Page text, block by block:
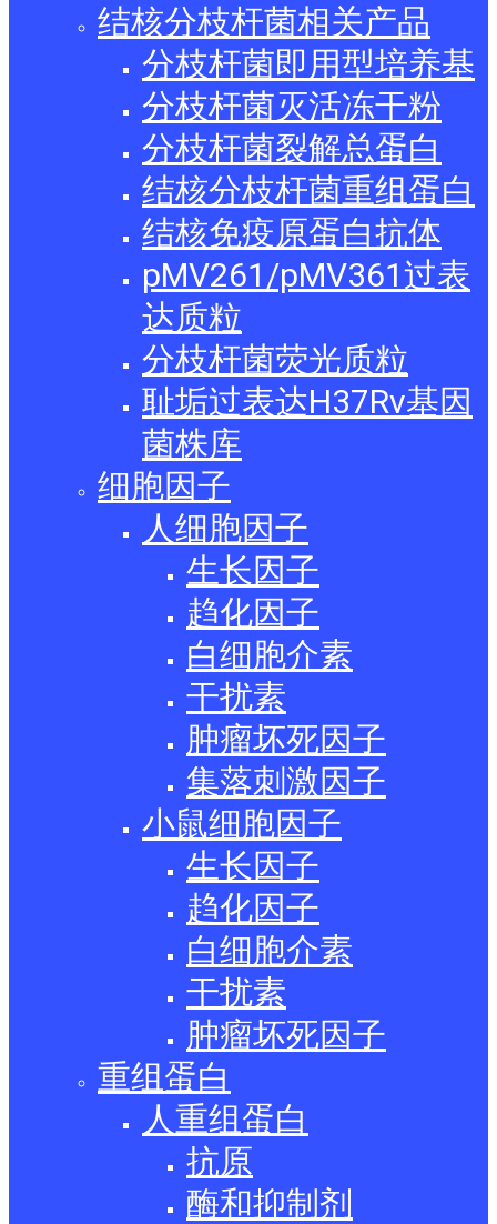
结核分枝杆菌相关产品
分枝杆菌即用型培养基
分枝杆菌灭活冻干粉
分枝杆菌裂解总蛋白
结核分枝杆菌重组蛋白
结核免疫原蛋白抗体
pMV261/pMV361过表
达质粒
分枝杆菌荧光质粒
耻垢过表达H37Rv基因
菌株库
细胞因子
人细胞因子
生长因子
趋化因子
白细胞介素
干扰素
肿瘤坏死因子
集落刺激因子
小鼠细胞因子
生长因子
趋化因子
白细胞介素
干扰素
肿瘤坏死因子
重组蛋白
人重组蛋白
抗原
酶和抑制剂